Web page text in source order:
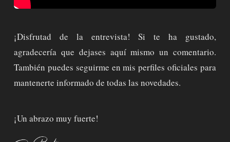
¡Disfrutad de la entrevista! Si te ha gustado,
agradecería que dejases aquí mismo un comentario.
También puedes seguirme en mis perfiles oficiales para
mantenerte informado de todas las novedades.
¡Un abrazo muy fuerte!